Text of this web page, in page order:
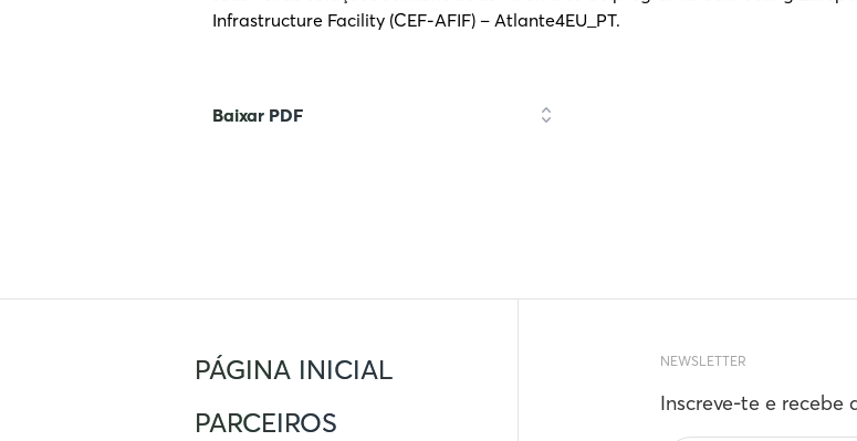
Infrastructure Facility (CEF-AFIF) – Atlante4EU_PT.
Baixar PDF
PÁGINA INICIAL
PARCEIROS
NEWSLETTER
Inscreve-te e recebe